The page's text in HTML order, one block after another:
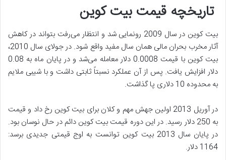
تاریخچه قیمت بیت کوین
بیت کوین در سال 2009 رونمایی شد و انتظار می‌رفت بتواند در کاهش
آثار مخرب بحران مالی همان سال مفید واقع شود. در جولای سال 2010،
بیت کوین با قیمت 0.0008 دلار معامله می‌شد و در پایان ماه به 0.08
دلار افزایش یافت. پس از آن عملکرد نسبتاً ثابتی داشت و با شیبی ملایم
به محدوده 10 دلاری پا گذاشت.
در آوریل 2013 اولین جهش مهم و کلان برای بیت کوین رخ داد و قیمت
به 250 دلار رسید. در این دوره قیمت بیت کوین دائم در حال نوسان بود.
در پایان سال 2013 بیت کوین توانست به اوج قیمتی جدیدی برسد:
1164 دلار.